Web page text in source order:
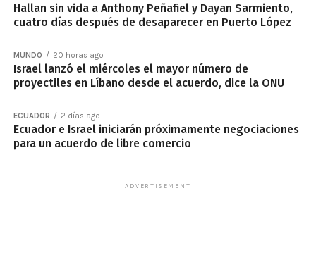
Hallan sin vida a Anthony Peñafiel y Dayan Sarmiento,
cuatro días después de desaparecer en Puerto López
MUNDO 20 horas ago
Israel lanzó el miércoles el mayor número de
proyectiles en Líbano desde el acuerdo, dice la ONU
ECUADOR 2 días ago
Ecuador e Israel iniciarán próximamente negociaciones
para un acuerdo de libre comercio
ADVERTISEMENT